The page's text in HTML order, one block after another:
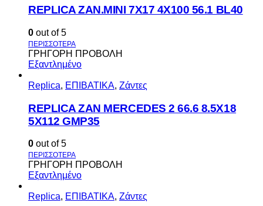
REPLICA ZAN.MINI 7X17 4X100 56.1 BL40
0 out of 5
ΓΡΗΓΟΡΗ ΠΡΟΒΟΛΗ
Εξαντλημένο
Replica, ΕΠΙΒΑΤΙΚΑ, Ζάντες
REPLICA ZAN MERCEDES 2 66.6 8.5X18
5X112 GMP35
0 out of 5
ΓΡΗΓΟΡΗ ΠΡΟΒΟΛΗ
Εξαντλημένο
Replica, ΕΠΙΒΑΤΙΚΑ, Ζάντες